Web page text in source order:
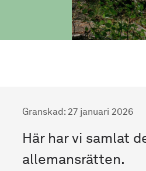
Granskad : 27 januari 2026
Här har vi samlat
allemansrätten.